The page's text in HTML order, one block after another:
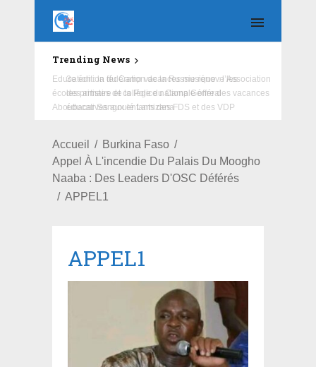
Trending News
Education : la fédération de la Russie rénove les
écoles primaire et collège du Camp Général
Aboubacar Sangoulé Lamizana
Accueil
Burkina Faso
Appel À L'incendie Du Palais Du Moogho
Naaba : Des Leaders D'OSC Déférés
APPEL1
APPEL1